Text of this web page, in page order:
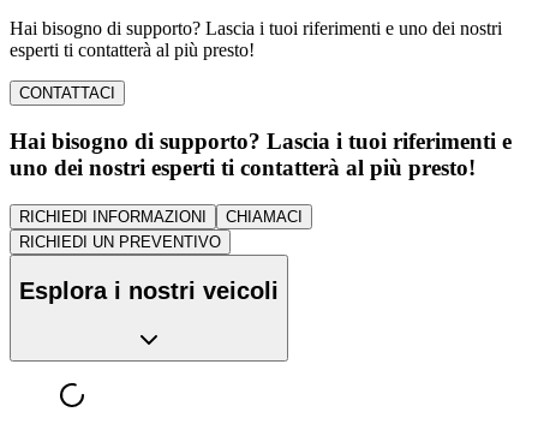
Hai bisogno di supporto? Lascia i tuoi riferimenti e uno dei nostri
esperti ti contatterà al più presto!
CONTATTACI
Hai bisogno di supporto? Lascia i tuoi riferimenti e
uno dei nostri esperti ti contatterà al più presto!
RICHIEDI INFORMAZIONI
CHIAMACI
RICHIEDI UN PREVENTIVO
Esplora i nostri veicoli